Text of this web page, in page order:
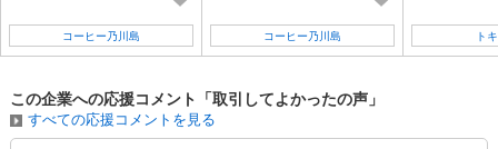
コーヒー乃川島 コーヒー乃川島 ト
この企業への応援コメント「取引してよかったの声」
すべての応援コメントを見る